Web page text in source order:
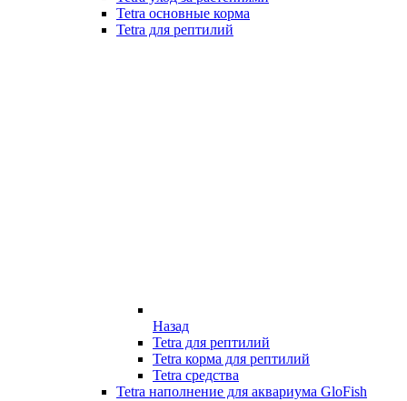
Tetra основные корма
Tetra для рептилий
Назад
Tetra для рептилий
Tetra корма для рептилий
Tetra средства
Tetra наполнение для аквариума GloFish